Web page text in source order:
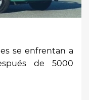
se enfrentan a
de 5000